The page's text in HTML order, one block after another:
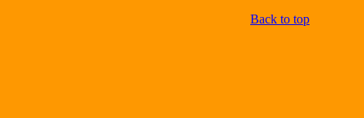
Back to top